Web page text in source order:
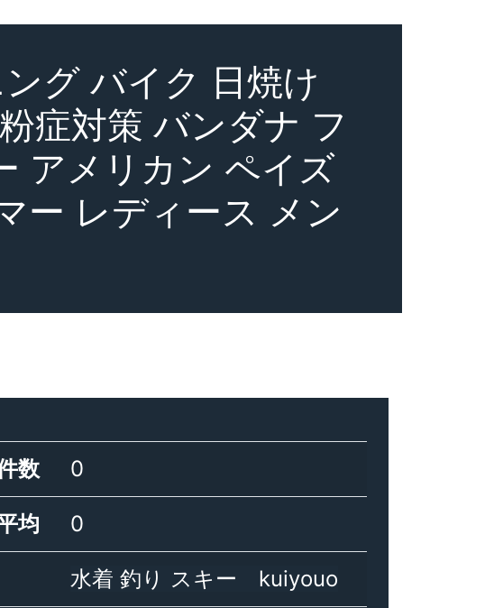
グ バイク 日焼け
症対策 バンダナ フ
アメリカン ペイズ
ー レディース メン
数 0
均 0
水着 釣り スキー kuiyouo